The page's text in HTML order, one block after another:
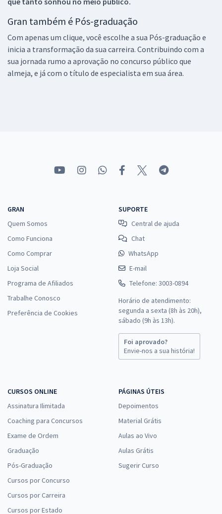
Gran também é Pós-graduação
Com apenas um clique, você escolhe a sua Pós-graduação e
inicia a transformação da sua carreira. Contribuindo com a
sua jornada rumo a aprovação no concurso público que
almeja, e já com o título de especialista em sua área.
GRAN
Quem Somos
Como Funciona
Como Comprar
Loja Social
Programa de Afiliados
Trabalhe Conosco
Preferência de Cookies
SUPORTE
Central de ajuda
Chat
WhatsApp
E-mail
Telefone: 3003-0894
Horário de atendimento:
segunda a sexta (8h às 20h),
sábado (9h às 13h).
Foi aprovado?
Envie-nos a sua história!
CURSOS ONLINE
Assinatura Ilimitada
Coaching para Concursos
Exame de Ordem
Graduação
Pós-Graduação
Cursos por Concurso
Cursos por Carreira
Cursos por Estado
PÁGINAS ÚTEIS
Depoimentos
Material Grátis
Aulas ao Vivo
Aulas Grátis
Sugerir Curso